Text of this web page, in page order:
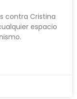
contra Cristina
espacio